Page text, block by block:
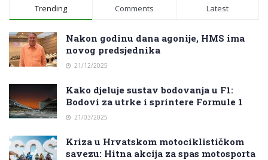
Trending Comments Latest
Nakon godinu dana agonije, HMS ima
novog predsjednika
21/12/2025
Kako djeluje sustav bodovanja u F1:
Bodovi za utrke i sprintere Formule 1
21/03/2025
Kriza u Hrvatskom motociklističkom
savezu: Hitna akcija za spas motosporta